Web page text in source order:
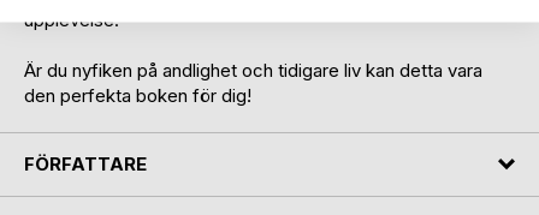
upplevelse.
Är du nyfiken på andlighet och tidigare liv kan detta vara
den perfekta boken för dig!
FÖRFATTARE